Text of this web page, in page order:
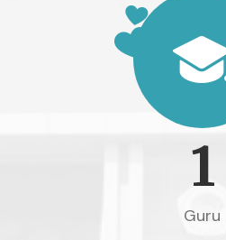
1
Guru